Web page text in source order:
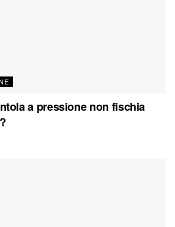
a pressione non fischia